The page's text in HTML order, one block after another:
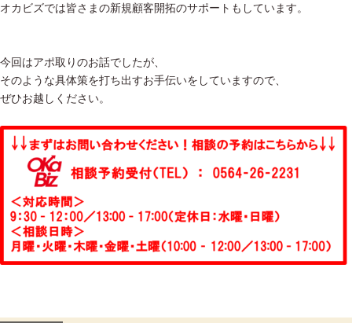
オカビズでは皆さまの新規顧客開拓のサポートもしています。
今回はアポ取りのお話でしたが、
そのような具体策を打ち出すお手伝いをしていますので、
ぜひお越しください。